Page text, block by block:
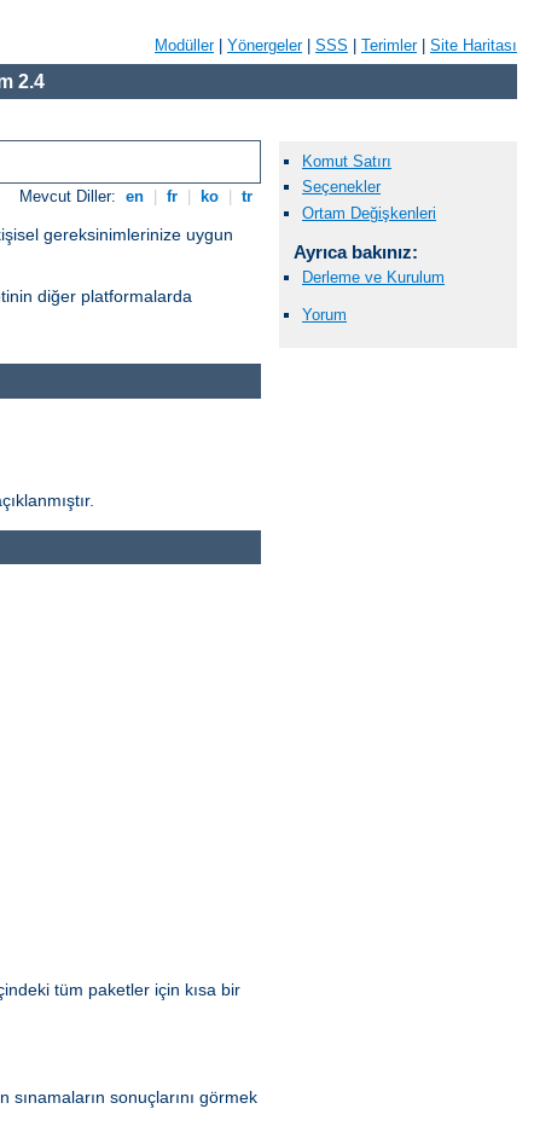
Modüller| Yönergeler| SSS Terimler| Site Haritası
2.4
Mevcut Diller: en fr ko tr
gereksinimlerinize uygun
diğer platformalarda
Komut Satırı
Seçenekler
Ortam Değişkenleri
Ayrıca bakınız:
Derleme ve Kurulum
Yorum
tüm paketler için kısa bir
sınamaların sonuçlarını görmek